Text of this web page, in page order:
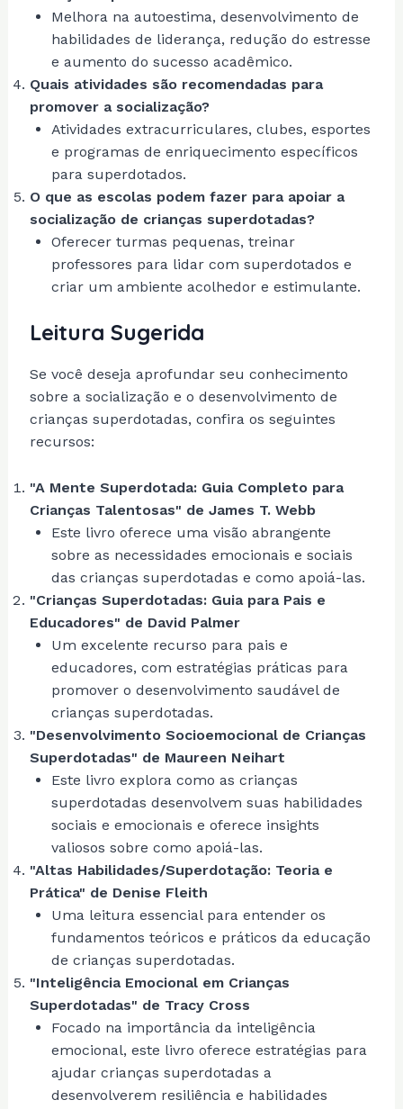
Melhora na autoestima, desenvolvimento de
habilidades de liderança, redução do estresse
e aumento do sucesso acadêmico.
Quais atividades são recomendadas para
promover a socialização?
Atividades extracurriculares, clubes, esportes
e programas de enriquecimento específicos
para superdotados.
O que as escolas podem fazer para apoiar a
socialização de crianças superdotadas?
Oferecer turmas pequenas, treinar
professores para lidar com superdotados e
criar um ambiente acolhedor e estimulante.
Leitura Sugerida
Se você deseja aprofundar seu conhecimento
sobre a socialização e o desenvolvimento de
crianças superdotadas, confira os seguintes
recursos:
"A Mente Superdotada: Guia Completo para
Crianças Talentosas" de James T. Webb
Este livro oferece uma visão abrangente
sobre as necessidades emocionais e sociais
das crianças superdotadas e como apoiá-las.
"Crianças Superdotadas: Guia para Pais e
Educadores" de David Palmer
Um excelente recurso para pais e
educadores, com estratégias práticas para
promover o desenvolvimento saudável de
crianças superdotadas.
"Desenvolvimento Socioemocional de Crianças
Superdotadas" de Maureen Neihart
Este livro explora como as crianças
superdotadas desenvolvem suas habilidades
sociais e emocionais e oferece insights
valiosos sobre como apoiá-las.
"Altas Habilidades/Superdotação: Teoria e
Prática" de Denise Fleith
Uma leitura essencial para entender os
fundamentos teóricos e práticos da educação
de crianças superdotadas.
"Inteligência Emocional em Crianças
Superdotadas" de Tracy Cross
Focado na importância da inteligência
emocional, este livro oferece estratégias para
ajudar crianças superdotadas a
desenvolverem resiliência e habilidades